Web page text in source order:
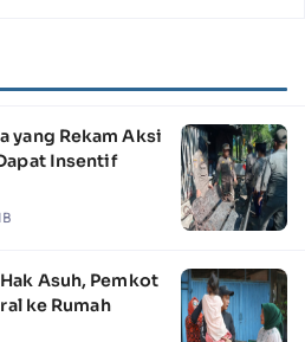
yang Rekam Aksi
Insentif
Asuh, Pemkot
ke Rumah